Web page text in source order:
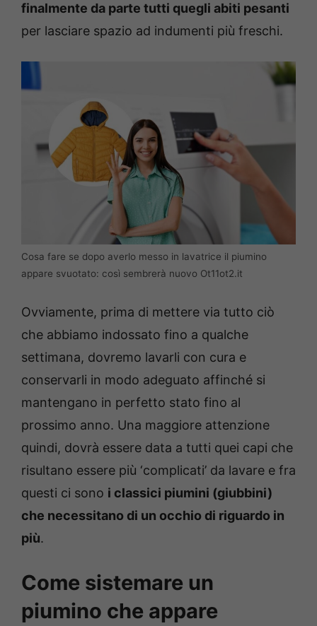
finalmente da parte tutti quegli abiti pesanti
per lasciare spazio ad indumenti più freschi.
Cosa fare se dopo averlo messo in lavatrice il piumino
appare svuotato: così sembrerà nuovo Ot11ot2.it
Ovviamente, prima di mettere via tutto ciò
che abbiamo indossato fino a qualche
settimana, dovremo lavarli con cura e
conservarli in modo adeguato affinché si
mantengano in perfetto stato fino al
prossimo anno. Una maggiore attenzione
quindi, dovrà essere data a tutti quei capi che
risultano essere più ‘complicati’ da lavare e fra
questi ci sono i classici piumini (giubbini)
che necessitano di un occhio di riguardo in
più.
Come sistemare un
piumino che appare